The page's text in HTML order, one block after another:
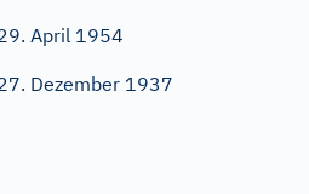
April 1954
Dezember 1937